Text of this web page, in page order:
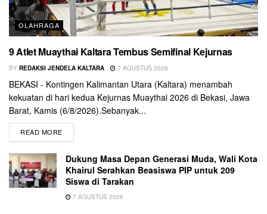
OLAHRAGA
9 Atlet Muaythai Kaltara Tembus Semifinal Kejurnas
BY REDAKSI JENDELA KALTARA 7 AGUSTUS 2026
BEKASI - Kontingen Kalimantan Utara (Kaltara) menambah
kekuatan di hari kedua Kejurnas Muaythai 2026 di Bekasi, Jawa
Barat, Kamis (6/8/2026).Sebanyak...
READ MORE
Dukung Masa Depan Generasi Muda, Wali Kota
Khairul Serahkan Beasiswa PIP untuk 209
Siswa di Tarakan
7 AGUSTUS 2026